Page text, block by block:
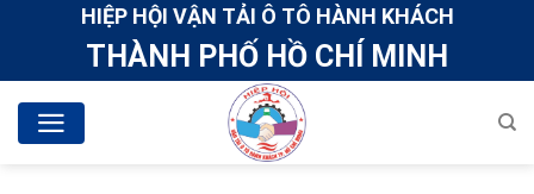
HIỆP HỘI VẬN TẢI Ô TÔ HÀNH KHÁCH
THÀNH PHỐ HỒ CHÍ MINH